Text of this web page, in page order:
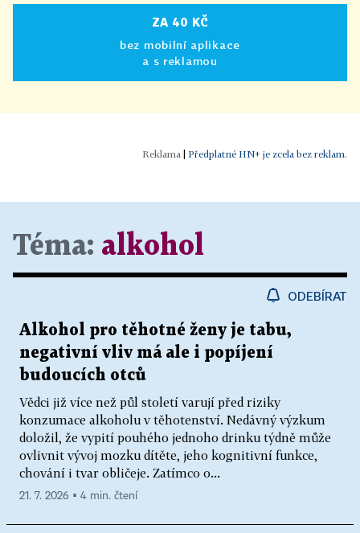
ZA 40 KČ
bez mobilní aplikace
a s reklamou
Předplatné HN+ je zcela bez reklam.
Téma: alkohol
ODEBÍRAT
Alkohol pro těhotné ženy je tabu,
negativní vliv má ale i popíjení
budoucích otců
Vědci již více než půl století varují před riziky
konzumace alkoholu v těhotenství. Nedávný výzkum
doložil, že vypití pouhého jednoho drinku týdně může
ovlivnit vývoj mozku dítěte, jeho kognitivní funkce,
chování i tvar obličeje. Zatímco o...
21. 7. 2026 ▪ 4 min. čtení